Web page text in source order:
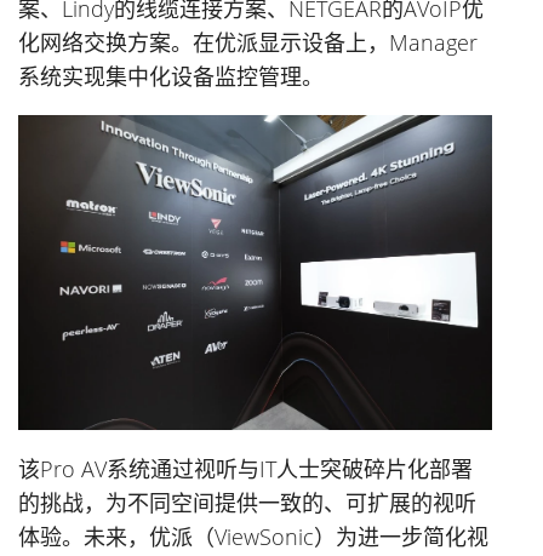
案、Lindy的线缆连接方案、NETGEAR的AVoIP优
化网络交换方案。在优派显示设备上，Manager
系统实现集中化设备监控管理。
该Pro AV系统通过视听与IT人士突破碎片化部署
的挑战，为不同空间提供一致的、可扩展的视听
体验。未来，优派（ViewSonic）为进一步简化视